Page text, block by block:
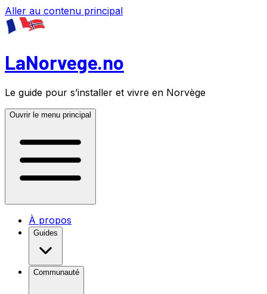
Aller au contenu principal
LaNorvege.no
Le guide pour s’installer et vivre en Norvège
Ouvrir le menu principal
À propos
Guides
Communauté